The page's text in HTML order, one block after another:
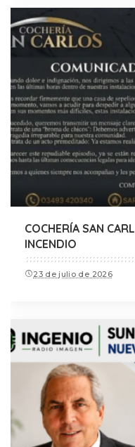
COCHERÍA SAN
INCENDIO
23 de julio de 2026